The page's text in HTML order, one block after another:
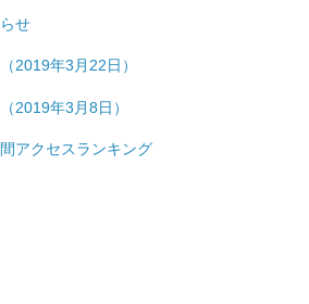
せ
2019年3月22日）
2019年3月8日）
アクセスランキング